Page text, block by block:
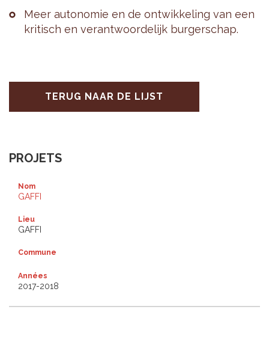
Meer au­to­no­mie en de ont­wik­ke­ling van een
kri­tisch en ver­ant­woor­de­lijk bur­ger­schap.
TERUG NAAR DE LIJST
PROJETS
Nom
GAFFI
Lieu
GAFFI
Commune
Années
2017-2018